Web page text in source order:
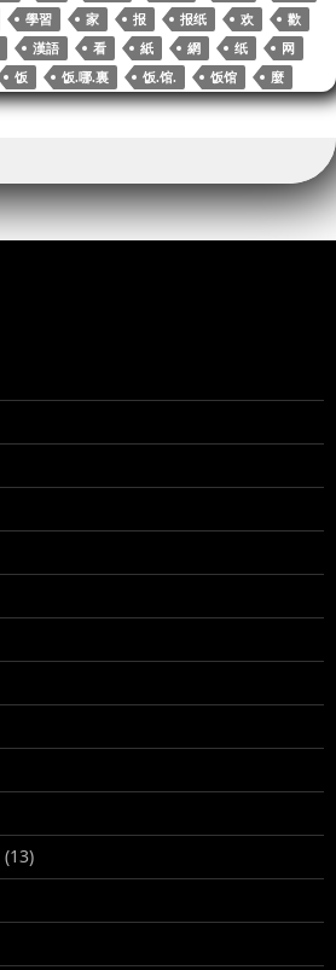
學習 家 报 报纸 欢
歡
漢語 看 紙 網 纸
网
饭 饭.哪.裏 饭.馆. 饭馆 麼
(13)